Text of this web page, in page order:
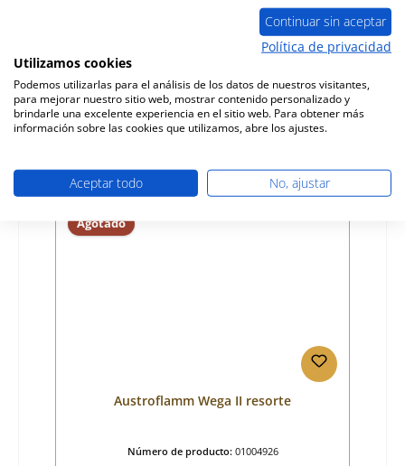
izquierda detrtás A
01003549
Precio normal:
81,26 €
tiempo de entrega aprox. 9-10 semanas
Agotado
Austroflamm Wega II resorte
Número de producto: 01004926
Continuar sin aceptar
Política de privacidad
Utilizamos cookies
Podemos utilizarlas para el análisis de los datos de nuestros visitantes,
para mejorar nuestro sitio web, mostrar contenido personalizado y
brindarle una excelente experiencia en el sitio web. Para obtener más
información sobre las cookies que utilizamos, abre los ajustes.
Aceptar todo No, ajustar